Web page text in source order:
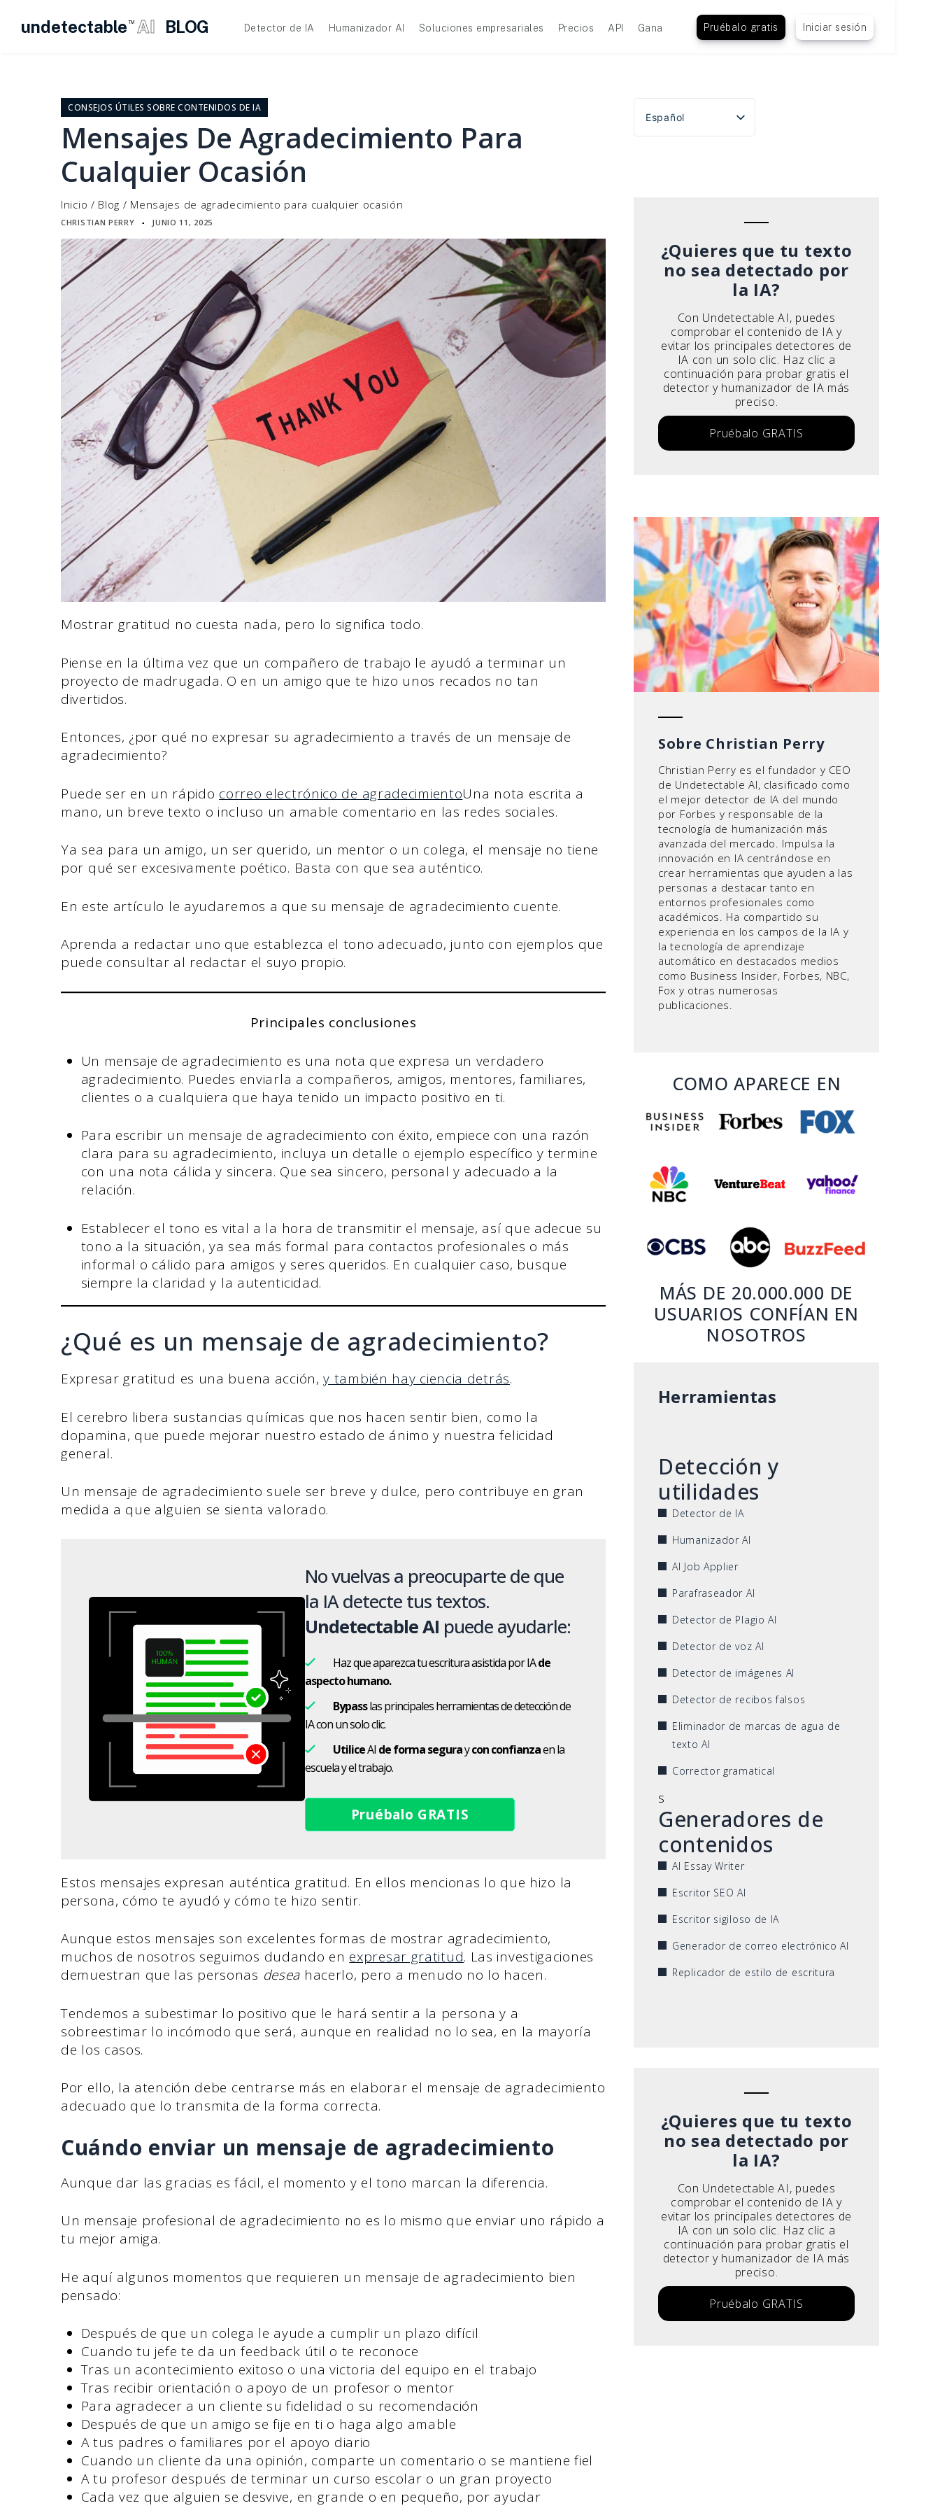
undetectable TM AI BLOG Detector de IA Humanizador AI Soluciones empresariales Precios API Gana Pruébalo gratis Iniciar sesión
contenido CONSEJOS ÚTILES SOBRE CONTENIDOS DE IA
Mensajes De Agradecimiento Para
Cualquier Ocasión
Inicio / Blog / Mensajes de agradecimiento para cualquier ocasión
CHRISTIAN PERRY ▪ JUNIO 11, 2025
Mostrar gratitud no cuesta nada, pero lo significa todo.
Piense en la última vez que un compañero de trabajo le ayudó a terminar un
proyecto de madrugada. O en un amigo que te hizo unos recados no tan
divertidos.
Entonces, ¿por qué no expresar su agradecimiento a través de un mensaje de
agradecimiento?
Puede ser en un rápido correo electrónico de agradecimientoUna nota escrita a
mano, un breve texto o incluso un amable comentario en las redes sociales.
Ya sea para un amigo, un ser querido, un mentor o un colega, el mensaje no tiene
por qué ser excesivamente poético. Basta con que sea auténtico.
En este artículo le ayudaremos a que su mensaje de agradecimiento cuente.
Aprenda a redactar uno que establezca el tono adecuado, junto con ejemplos que
puede consultar al redactar el suyo propio.
Principales conclusiones
Un mensaje de agradecimiento es una nota que expresa un verdadero
agradecimiento. Puedes enviarla a compañeros, amigos, mentores, familiares,
clientes o a cualquiera que haya tenido un impacto positivo en ti.
Para escribir un mensaje de agradecimiento con éxito, empiece con una razón
clara para su agradecimiento, incluya un detalle o ejemplo específico y termine
con una nota cálida y sincera. Que sea sincero, personal y adecuado a la
relación.
Establecer el tono es vital a la hora de transmitir el mensaje, así que adecue su
tono a la situación, ya sea más formal para contactos profesionales o más
informal o cálido para amigos y seres queridos. En cualquier caso, busque
siempre la claridad y la autenticidad.
¿Qué es un mensaje de agradecimiento?
Expresar gratitud es una buena acción,y también hay ciencia detrás.
El cerebro libera sustancias químicas que nos hacen sentir bien, como la
dopamina, que puede mejorar nuestro estado de ánimo y nuestra felicidad
general.
Un mensaje de agradecimiento suele ser breve y dulce, pero contribuye en gran
medida a que alguien se sienta valorado.
No vuelvas a preocuparte de que
la IA detecte tus textos.
Undetectable AI puede ayudarle:
Haz que aparezca tu escritura asistida por IAde
aspecto humano.
Bypasslas principales herramientas de detección de
IA con un solo clic.
UtiliceAI de forma seguraycon confianzaen la
escuela y el trabajo.
Pruébalo GRATIS
Estos mensajes expresan auténtica gratitud. En ellos mencionas lo que hizo la
persona, cómo te ayudó y cómo te hizo sentir.
Aunque estos mensajes son excelentes formas de mostrar agradecimiento,
muchos de nosotros seguimos dudando en expresar gratitud. Las investigaciones
demuestran que las personas desea hacerlo, pero a menudo no lo hacen.
Tendemos a subestimar lo positivo que le hará sentir a la persona y a
sobreestimar lo incómodo que será, aunque en realidad no lo sea, en la mayoría
de los casos.
Por ello, la atención debe centrarse más en elaborar el mensaje de agradecimiento
adecuado que lo transmita de la forma correcta.
Cuándo enviar un mensaje de agradecimiento
Aunque dar las gracias es fácil, el momento y el tono marcan la diferencia.
Un mensaje profesional de agradecimiento no es lo mismo que enviar uno rápido a
tu mejor amiga.
He aquí algunos momentos que requieren un mensaje de agradecimiento bien
pensado:
Después de que un colega le ayude a cumplir un plazo difícil
Cuando tu jefe te da un feedback útil o te reconoce
Tras un acontecimiento exitoso o una victoria del equipo en el trabajo
Tras recibir orientación o apoyo de un profesor o mentor
Para agradecer a un cliente su fidelidad o su recomendación
Después de que un amigo se fije en ti o haga algo amable
A tus padres o familiares por el apoyo diario
Cuando un cliente da una opinión, comparte un comentario o se mantiene fiel
A tu profesor después de terminar un curso escolar o un gran proyecto
Cada vez que alguien se desvive, en grande o en pequeño, por ayudar
Español
English
¿Quieres que tu texto
no sea detectado por
la IA?
Con Undetectable AI, puedes
comprobar el contenido de IA y
evitar los principales detectores de
IA con un solo clic. Haz clic a
continuación para probar gratis el
detector y humanizador de IA más
preciso.
Pruébalo GRATIS
Sobre Christian Perry
Christian Perry es el fundador y CEO
de Undetectable AI, clasificado como
el mejor detector de IA del mundo
por Forbes y responsable de la
tecnología de humanización más
avanzada del mercado. Impulsa la
innovación en IA centrándose en
crear herramientas que ayuden a las
personas a destacar tanto en
entornos profesionales como
académicos. Ha compartido su
experiencia en los campos de la IA y
la tecnología de aprendizaje
automático en destacados medios
como Business Insider, Forbes, NBC,
Fox y otras numerosas
publicaciones.
COMO APARECE EN
MÁS DE 20.000.000 DE
USUARIOS CONFÍAN EN
NOSOTROS
Herramientas
Detección y
utilidades
Detector de IA
Humanizador AI
AI Job Applier
Parafraseador AI
Detector de Plagio AI
Detector de voz AI
Detector de imágenes AI
Detector de recibos falsos
Eliminador de marcas de agua de
texto AI
Corrector gramatical
s
Generadores de
contenidos
AI Essay Writer
Escritor SEO AI
Escritor sigiloso de IA
Generador de correo electrónico AI
Replicador de estilo de escritura
¿Quieres que tu texto
no sea detectado por
la IA?
Con Undetectable AI, puedes
comprobar el contenido de IA y
evitar los principales detectores de
IA con un solo clic. Haz clic a
continuación para probar gratis el
detector y humanizador de IA más
preciso.
Pruébalo GRATIS